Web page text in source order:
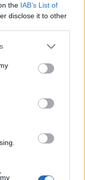
the IAB’s List of
disclose it to other
or more Google
You may click to
party tags to
in below Google